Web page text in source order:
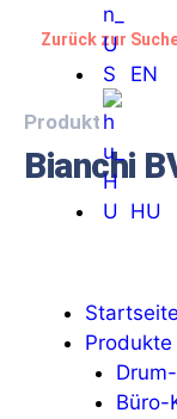
EN
HU
Startseite
Produkte
Büro-
Zurück zur
Produkt
Bianchi